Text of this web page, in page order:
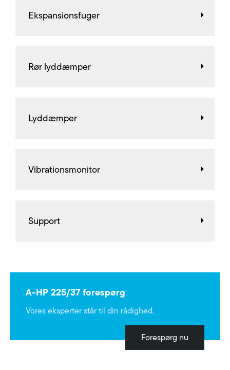
Ekspansionsfuger
Rør lyddæmper
Lyddæmper
Vibrationsmonitor
Support
A-HP 225/37 forespørg
Vores eksperter står til din rådighed.
Forespørg nu